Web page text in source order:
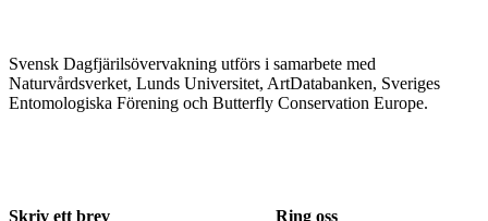
Svensk Dagfjärilsövervakning utförs i samarbete med
Naturvårdsverket, Lunds Universitet, ArtDatabanken, Sveriges
Entomologiska Förening och Butterfly Conservation Europe.
Skriv ett brev Ring oss